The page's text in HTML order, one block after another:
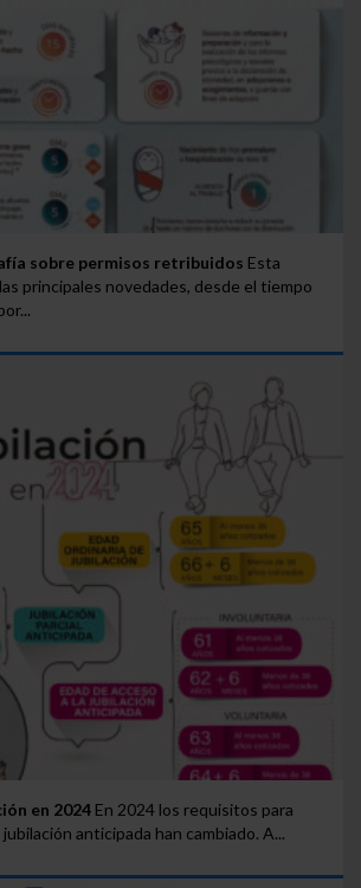
sobre permisos retribuidos Esta
principales novedades, desde el tiempo
en 2024 En 2024 los requisitos para
anticipada han cambiado. A...